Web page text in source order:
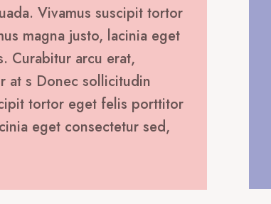
Vivamus suscipit tortor
magna justo, lacinia eget
Curabitur arcu erat,
at s Donec sollicitudin
tortor eget felis porttitor
eget consectetur sed,